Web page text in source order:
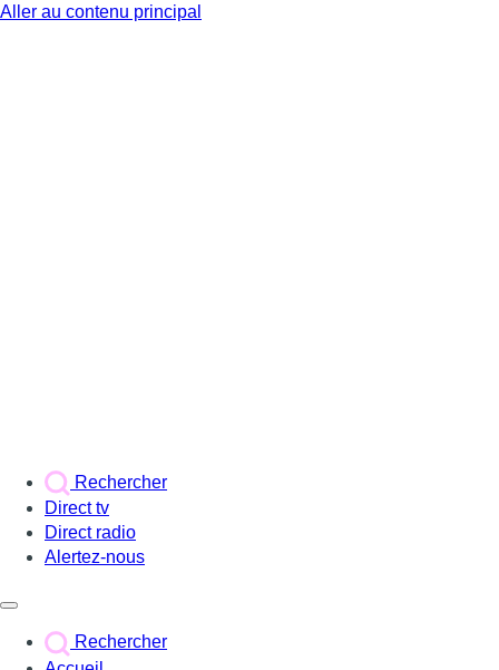
Aller au contenu principal
Rechercher
Direct tv
Direct radio
Alertez-nous
Rechercher